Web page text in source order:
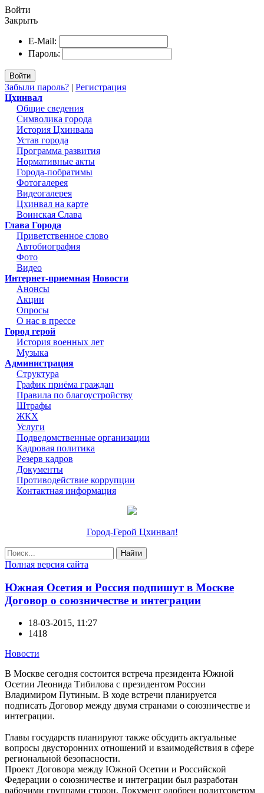
Войти
Закрыть
E-Mail:
Пароль:
Войти
Забыли пароль? | Регистрация
Цхинвал
Общие сведения
Символика города
История Цхинвала
Устав города
Программа развития
Нормативные акты
Города-побратимы
Фотогалерея
Видеогалерея
Цхинвал на карте
Воинская Слава
Глава Города
Приветственное слово
Автобиография
Фото
Видео
Интернет-приемная Новости
Анонсы
Акции
Опросы
О нас в прессе
Город герой
История военных лет
Музыка
Администрация
Структура
График приёма граждан
Правила по благоустройству
Штрафы
ЖКХ
Услуги
Подведомственные организации
Кадровая политика
Резерв кадров
Документы
Противодействие коррупции
Контактная информация
Город-Герой Цхинвал!
Найти
Полная версия сайта
Южная Осетия и Россия подпишут в Москве
Договор о союзничестве и интеграции
18-03-2015, 11:27
1418
Новости
В Москве сегодня состоится встреча президента Южной
Осетии Леонида Тибилова с президентом России
Владимиром Путиным. В ходе встречи планируется
подписать Договор между двумя странами о союзничестве и
интеграции.
Главы государств планируют также обсудить актуальные
вопросы двусторонних отношений и взаимодействия в сфере
региональной безопасности.
Проект Договора между Южной Осетии и Российской
Федерации о союзничестве и интеграции был разработан
рабочими группами сторон. Документ одобрен политсоветом